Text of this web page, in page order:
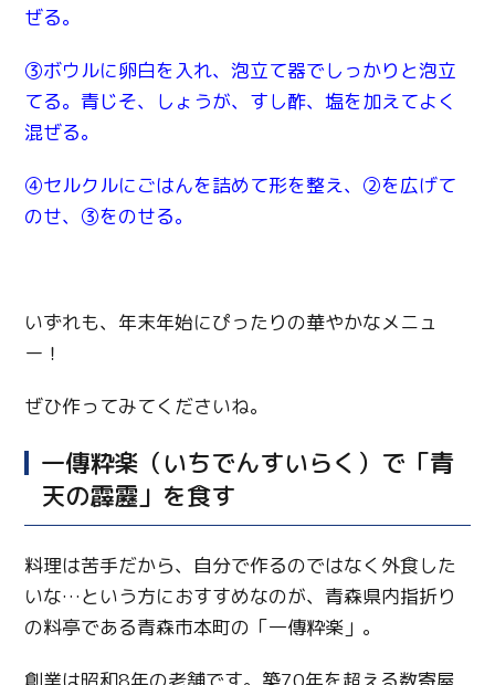
ぜる。
③ボウルに卵白を入れ、泡立て器でしっかりと泡立
てる。青じそ、しょうが、すし酢、塩を加えてよく
混ぜる。
④セルクルにごはんを詰めて形を整え、②を広げて
のせ、③をのせる。
いずれも、年末年始にぴったりの華やかなメニュ
ー！
ぜひ作ってみてくださいね。
一傳粋楽（いちでんすいらく）で「青
天の霹靂」を食す
料理は苦手だから、自分で作るのではなく外食した
いな…という方におすすめなのが、青森県内指折り
の料亭である青森市本町の「一傳粋楽」。
創業は昭和8年の老舗です。築70年を超える数寄屋